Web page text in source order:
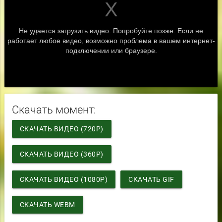
Скачать момент:
СКАЧАТЬ ВИДЕО (720P)
СКАЧАТЬ ВИДЕО (360P)
СКАЧАТЬ ВИДЕО (1080P) СКАЧАТЬ GIF
СКАЧАТЬ WEBM